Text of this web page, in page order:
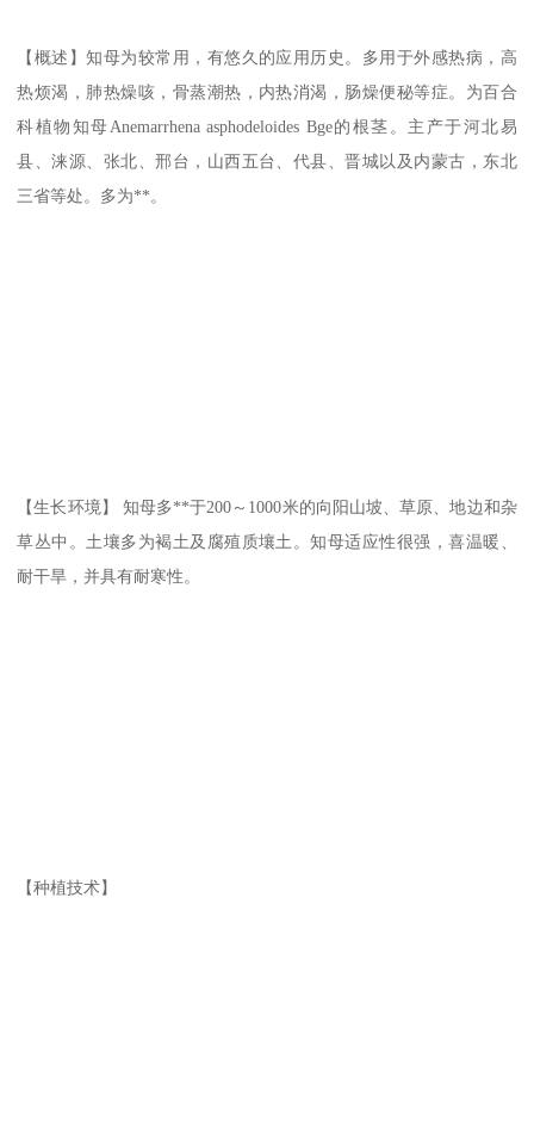
【概述】知母为较常用，有悠久的应用历史。多用于外感热病，高
热烦渴，肺热燥咳，骨蒸潮热，内热消渴，肠燥便秘等症。为百合
科植物知母Anemarrhena asphodeloides Bge的根茎。主产于河北易
县、涞源、张北、邢台，山西五台、代县、晋城以及内蒙古，东北
三省等处。多为**。
【生长环境】 知母多**于200～1000米的向阳山坡、草原、地边和杂
草丛中。土壤多为褐土及腐殖质壤土。知母适应性很强，喜温暖、
耐干旱，并具有耐寒性。
【种植技术】